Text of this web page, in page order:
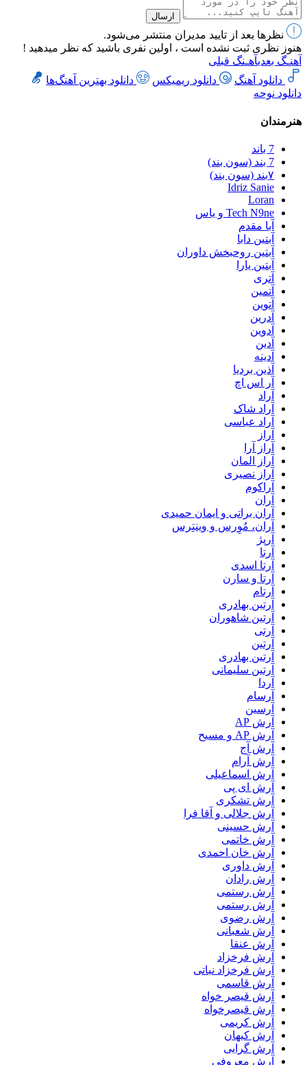
ارسال
نظرها بعد از تایید مدیران منتشر می‌شود.
هنوز نظری ثبت نشده است ، اولین نفری باشید که نظر میدهید !
آهنـگ بعدیآهـنگ قبلی
دانلود آهنگ
دانلود ریمیکس
دانلود بهترین آهنگ‌ها
دانلود نوحه
هنرمندان
7 باند
7 بند (سون بند)
۷بند (سون بند)
Idriz Sanie
Loran
Tech N9ne و یاس
آبا مقدم
آبتین دابا
آبتین روحبخش داوران
آبتین یارا
آتری
آتمین
آتوین
آدرین
آدوین
آدین
آدینه
آذین بردیا
آر اس اچ
آراد
آراد شاک
آراد عباسی
آراز
آراز آرا
آراز المان
آراز نصیری
آراکوم
آران
آران براتی و ایمان حمیدی
آران، مُوِرس و وینتِرس
آرپژ
آرتا
آرتا اسدی
آرتا و سارن
آرتام
آرتبن بهادری
آرتين شاهوران
آرتی
آرتین
آرتین بهادری
آرتین سلیمانی
آردا
آرسام
آرسین
آرش AP
آرش AP و مسیح
آرش آج
آرش آرام
آرش اسماعیلی
آرش ای پی
آرش تشکری
آرش جلالی و آقا فرا
آرش حسینی
آرش خاتمی
آرش خان احمدی
آرش داوری
آرش رادان
آرش رستمى
آرش رستمی
آرش رضوی
آرش شعبانی
آرش عنقا
آرش فرخزاد
آرش فرخزاد نباتی
آرش قاسمی
آرش قیصر خواه
آرش قیصرخواه
آرش کریمی
آرش کیهان
آرش گرایی
آرش معروفی